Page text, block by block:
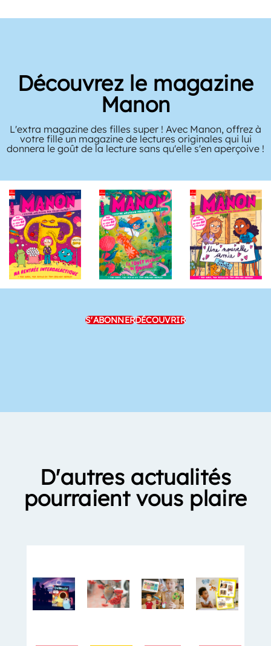
Découvrez le magazine
Manon
L'extra magazine des filles super ! Avec Manon, offrez à
votre fille un magazine de lectures originales qui lui
donnera le goût de la lecture sans qu'elle s'en aperçoive !
S'ABONNERDÉCOUVRIR
D'autres actualités
pourraient vous plaire